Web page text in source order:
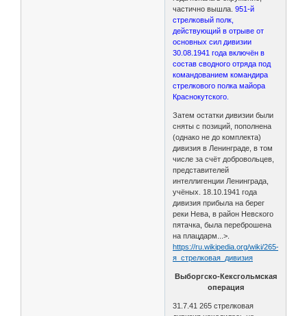
частично вышла.951-й
стрелковый полк,
действующий в отрыве от
основных сил дивизии
30.08.1941 года включён в
состав сводного отряда под
командованием командира
стрелкового полка майора
Краснокутского.
Затем остатки дивизии были
сняты с позиций, пополнена
(однако не до комплекта)
дивизия в Ленинграде, в том
числе за счёт добровольцев,
представителей
интеллигенции Ленинграда,
учёных. 18.10.1941 года
дивизия прибыла на берег
реки Нева, в район Невского
пятачка, была переброшена
на плацдарм...>.
https://ru.wikipedia.org/wiki/265-
я_стрелковая_дивизия
Выборгско-Кексгольмская
операция
31.7.41 265 стрелковая